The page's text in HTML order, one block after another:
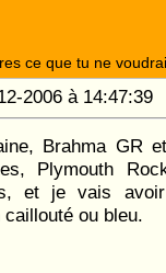
ce que tu ne
2006 à
Brahma GR
Plymouth
et je vais
ou bleu.